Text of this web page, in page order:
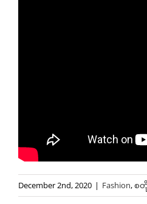
December 2nd, 2020 | Fashion,စတို